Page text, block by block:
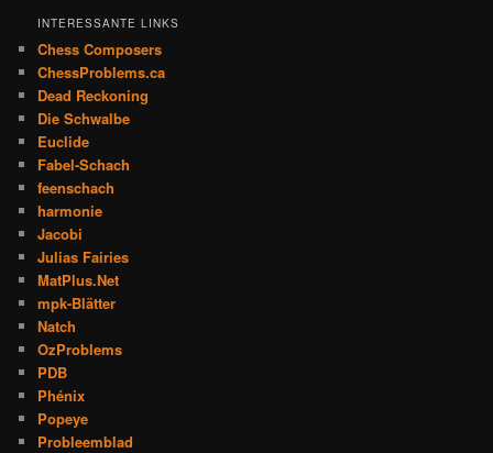
INTERESSANTE LINKS
Chess Composers
ChessProblems.ca
Dead Reckoning
Die Schwalbe
Euclide
Fabel-Schach
feenschach
harmonie
Jacobi
Julias Fairies
MatPlus.Net
mpk-Blätter
Natch
OzProblems
PDB
Phénix
Popeye
Probleemblad